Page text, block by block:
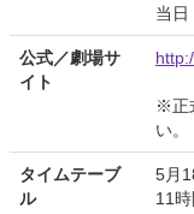
当
公式／劇場サ
イト
※正
い。
タイムテーブ
ル
5月
11